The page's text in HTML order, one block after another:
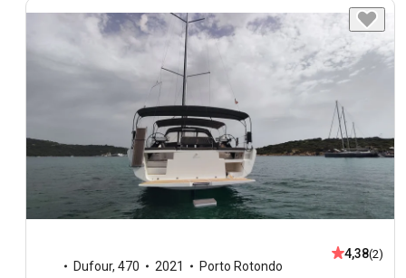
Dufour, 470 2021 Porto Rotondo
4,38(2)